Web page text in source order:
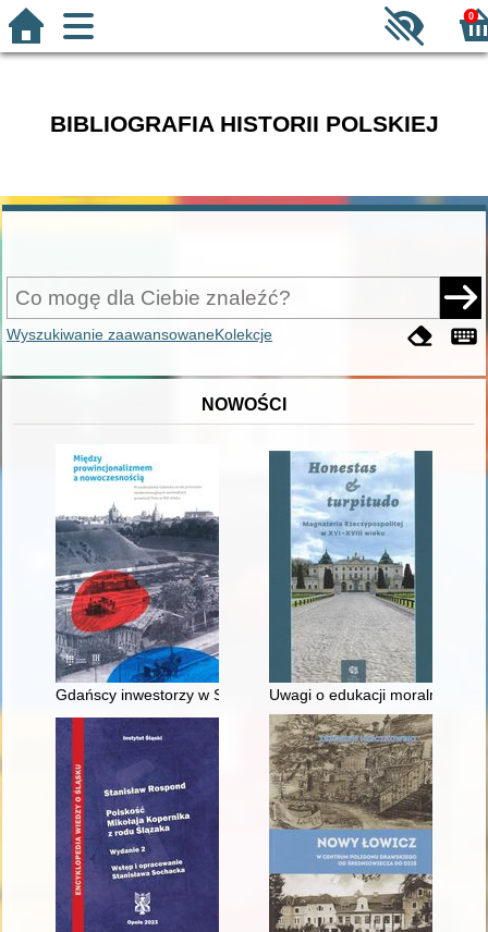
0
BIBLIOGRAFIA HISTORII POLSKIEJ
Wyszukiwanie zaawansowaneKolekcje
NOWOŚCI
Gdańscy inwestorzy w Sopocie : prestiż finansowy i
Uwagi o edukacji moralnej